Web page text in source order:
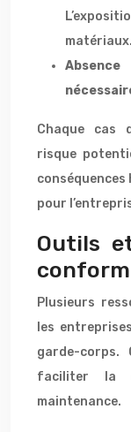
matériaux.
Chaque cas
risque
pour
Outils
Plusieurs
les
garde-corps.
faciliter la
maintenance.